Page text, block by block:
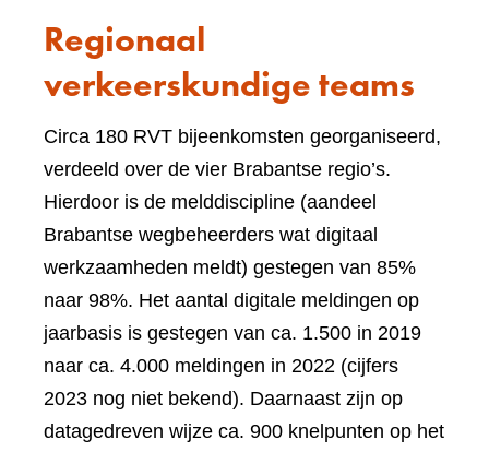
Regionaal
verkeerskundige teams
Circa 180 RVT bijeenkomsten georganiseerd,
verdeeld over de vier Brabantse regio’s.
Hierdoor is de melddiscipline (aandeel
Brabantse wegbeheerders wat digitaal
werkzaamheden meldt) gestegen van 85%
naar 98%. Het aantal digitale meldingen op
jaarbasis is gestegen van ca. 1.500 in 2019
naar ca. 4.000 meldingen in 2022 (cijfers
2023 nog niet bekend). Daarnaast zijn op
datagedreven wijze ca. 900 knelpunten op het